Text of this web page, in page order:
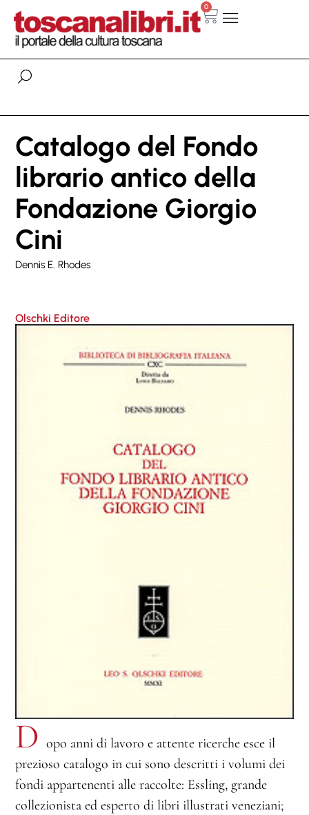
0
Catalogo del Fondo
librario antico della
Fondazione Giorgio
Cini
Dennis E. Rhodes
Olschki Editore
D opo anni di lavoro e attente ricerche esce il
prezioso catalogo in cui sono descritti i volumi dei
fondi appartenenti alle raccolte: Essling, grande
collezionista ed esperto di libri illustrati veneziani;